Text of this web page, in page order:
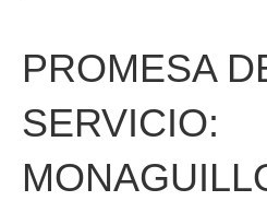
PROMESA
SERVICIO: